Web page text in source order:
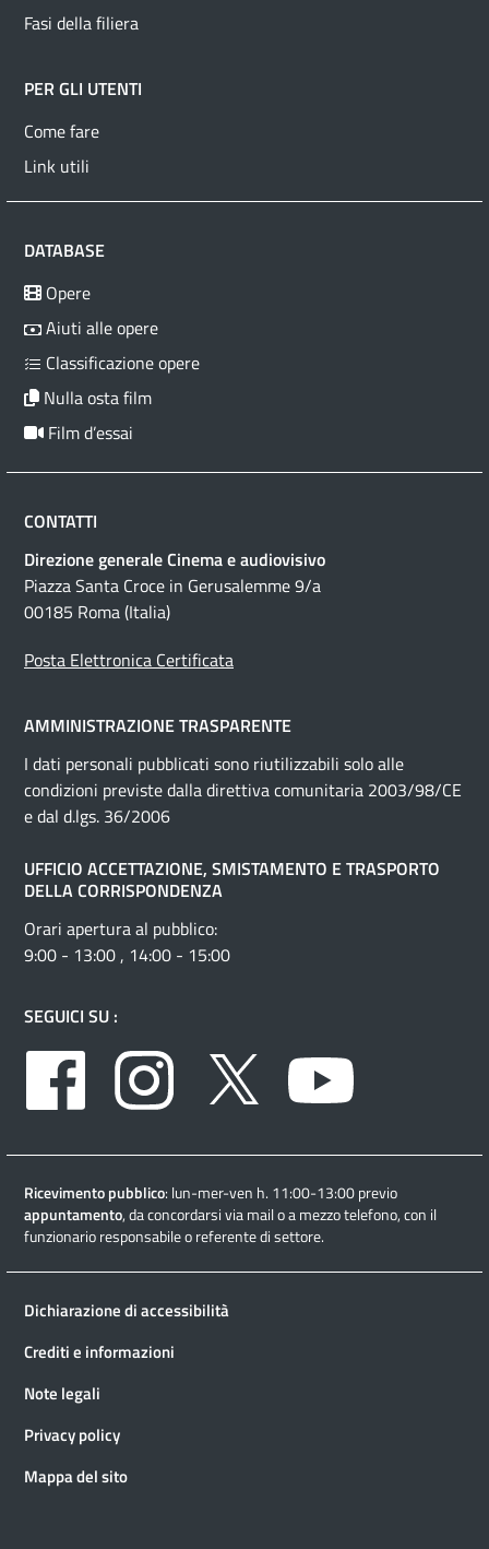
Fasi della filiera
PER GLI UTENTI
Come fare
Link utili
DATABASE
Opere
Aiuti alle opere
Classificazione opere
Nulla osta film
Film d’essai
CONTATTI
Direzione generale Cinema e audiovisivo
Piazza Santa Croce in Gerusalemme 9/a
00185 Roma (Italia)
Posta Elettronica Certificata
AMMINISTRAZIONE TRASPARENTE
I dati personali pubblicati sono riutilizzabili solo alle
condizioni previste dalla direttiva comunitaria 2003/98/CE
e dal d.lgs. 36/2006
UFFICIO ACCETTAZIONE, SMISTAMENTO E TRASPORTO
DELLA CORRISPONDENZA
Orari apertura al pubblico:
9:00 - 13:00 , 14:00 - 15:00
SEGUICI SU :
Facebook
Instagram Twitter
Ricevimento pubblico: lun-mer-ven h. 11:00-13:00 previo
appuntamento, da concordarsi via mail o a mezzo telefono, con il
funzionario responsabile o referente di settore.
Dichiarazione di accessibilità
Crediti e informazioni
Note legali
Privacy policy
Mappa del sito